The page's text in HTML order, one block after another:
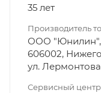
35 лет
Производитель
ООО "Юнилин",
606002,
ул.
Сервисный центр